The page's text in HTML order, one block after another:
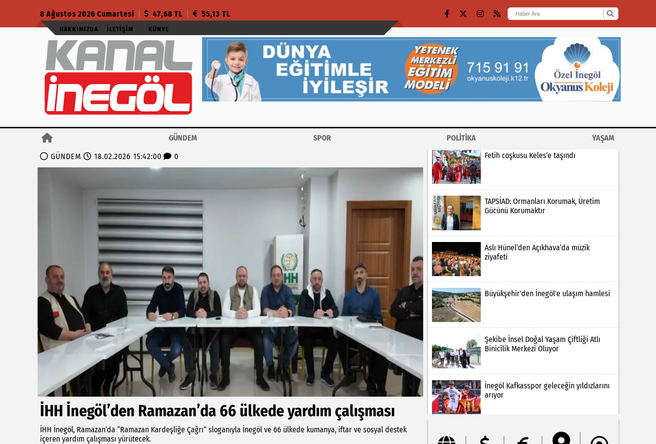
8 Ağustos 2026 Cumartesi 47,68 TL 55,13 TL
HAKKIMIZDA İLETIŞIM KÜNYE
GÜNDEM SPOR POLİTİKA
YAŞAM
GÜNDEM
18.02.2026 15:42:00 0
İHH İnegöl’den Ramazan’da 66 ülkede yardım çalışması
İHH İnegöl, Ramazan’da “Ramazan Kardeşliğe Çağrı” sloganıyla İnegöl ve 66 ülkede kumanya, iftar ve sosyal destek
içeren yardım çalışması yürütecek.
Fetih coşkusu Keles’e taşındı
TAPSİAD: Ormanları Korumak, Üretim
Gücünü Korumaktır
Aslı Hünel’den Açıkhava’da müzik
ziyafeti
Büyükşehir'den İnegöl'e ulaşım hamlesi
Şekibe İnsel Doğal Yaşam Çiftliği Atlı
Binicilik Merkezi Oluyor
İnegöl Kafkasspor geleceğin yıldızlarını
arıyor